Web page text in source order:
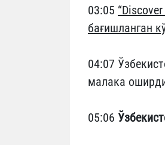
03:05
бағишланган
04:07
малака
05:06